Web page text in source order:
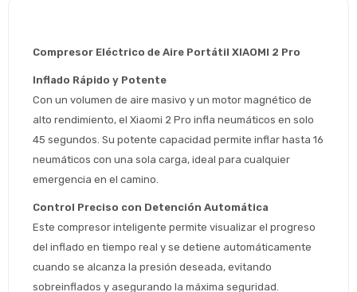
Compresor Eléctrico de Aire Portátil XIAOMI 2 Pro
Inflado Rápido y Potente
Con un volumen de aire masivo y un motor magnético de
alto rendimiento, el Xiaomi 2 Pro infla neumáticos en solo
45 segundos. Su potente capacidad permite inflar hasta 16
neumáticos con una sola carga, ideal para cualquier
emergencia en el camino.
Control Preciso con Detención Automática
Este compresor inteligente permite visualizar el progreso
del inflado en tiempo real y se detiene automáticamente
cuando se alcanza la presión deseada, evitando
sobreinflados y asegurando la máxima seguridad.